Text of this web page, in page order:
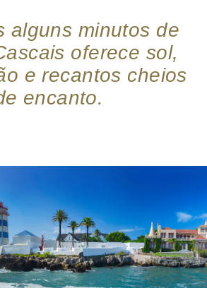
alguns minutos de
oferece sol,
e recantos cheios
encanto.